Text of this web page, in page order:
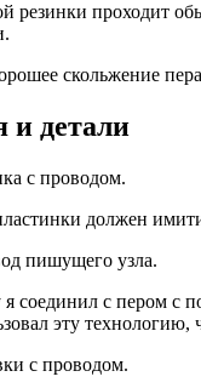
резинки проходит
скольжение
и детали
должен
соединил с пером с
эту